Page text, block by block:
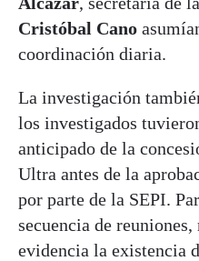
Cristóbal Cano
coordinación diaria.
La investigación
los investigados
anticipado de la
Ultra antes de la
por parte de la SEPI.
secuencia de
evidencia la existencia